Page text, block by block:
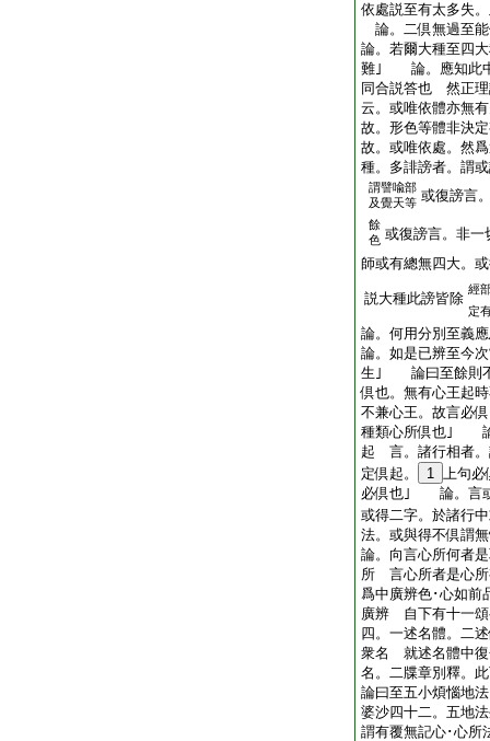
依處説至有太多失
論。二倶無過至
論。若爾大種至四
難｣ 論。應知此中
同合説答也 然正理
云。或唯依體亦無
故。形色等體非決
故。或唯依處。然
種。多誹謗者。謂
謂譬喩部
及覺天等 或復謗言
餘
色 或復謗言。非一
師或有總無四大。
説大種此謗皆除
經
定
論。何用分別至義
論。如是已辨至今
生｣ 論曰至餘則不
倶也。無有心王起
不兼心王。故言必
種類心所倶也｣ 論
起 言。諸行相者。
定倶起。
1 上句必
必倶也｣ 論。言或
或得二字。於諸行
法。或與得不倶謂
論。向言心所何者
所 言心所者是心所
爲中廣辨色･心如前
廣辨 自下有十一頌
四。一述名體。二
衆名 就述名體中復
名。二牒章別釋。
論曰至五小煩惱地
婆沙四十二。五地
謂有覆無記心･心所